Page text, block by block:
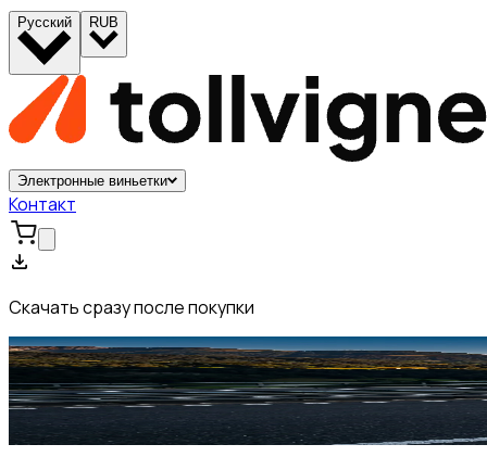
Русский RUB
Электронные виньетки
Контакт
Скачать сразу после покупки